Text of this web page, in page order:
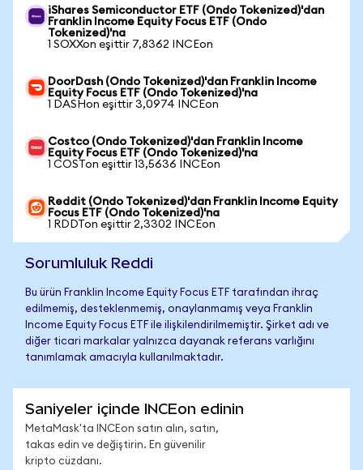
iShares Semiconductor ETF (Ondo Tokenized)'dan
Franklin Income Equity Focus ETF (Ondo
Tokenized)'na
1 SOXXon eşittir 7,8362 INCEon
DoorDash (Ondo Tokenized)'dan Franklin Income
Equity Focus ETF (Ondo Tokenized)'na
1 DASHon eşittir 3,0974 INCEon
Costco (Ondo Tokenized)'dan Franklin Income
Equity Focus ETF (Ondo Tokenized)'na
1 COSTon eşittir 13,5636 INCEon
Reddit (Ondo Tokenized)'dan Franklin Income Equity
Focus ETF (Ondo Tokenized)'na
1 RDDTon eşittir 2,3302 INCEon
Sorumluluk Reddi
Bu ürün Franklin Income Equity Focus ETF tarafından ihraç
edilmemiş, desteklenmemiş, onaylanmamış veya Franklin
Income Equity Focus ETF ile ilişkilendirilmemiştir. Şirket adı ve
diğer ticari markalar yalnızca dayanak referans varlığını
tanımlamak amacıyla kullanılmaktadır.
Saniyeler içinde INCEon edinin
MetaMask'ta INCEon satın alın, satın,
takas edin ve değiştirin. En güvenilir
kripto cüzdanı.